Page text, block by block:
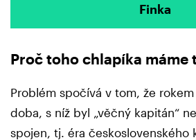
Finka
Proč toho chlapíka máme
Problém spočívá v tom, že
doba, s níž byl „věčný kapitán“
spojen, tj. éra československého